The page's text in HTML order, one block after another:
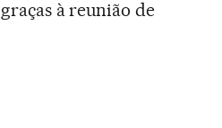
à reunião de